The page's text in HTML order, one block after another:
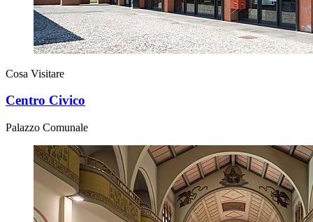
Cosa Visitare
Centro Civico
Palazzo Comunale